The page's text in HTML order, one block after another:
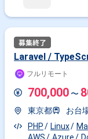
体的な業務内容】 具
しております。 ・
ム立ち上げに関するリ
せ、及び、要件定義の実施 【開発組織】 当社の開発組織は、定
ジネス組織と折衝しな
しています。 そのため
なく、事業・技術の両
した上で、事業成長に
メンバーには期待され
Laravel /
フルリモート
700,000 〜
東京都
お台
PHP
Linux